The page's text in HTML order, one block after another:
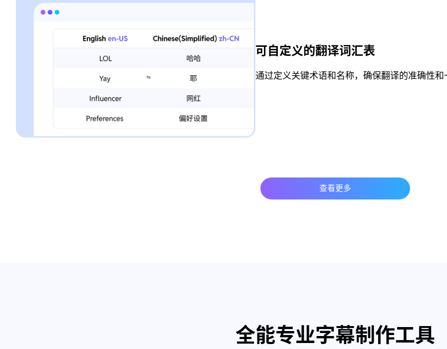
可自定义的翻译词汇表
通过定义关键术语和名称，确保翻译的准确性和
查看更多
全能专业字幕制作工具